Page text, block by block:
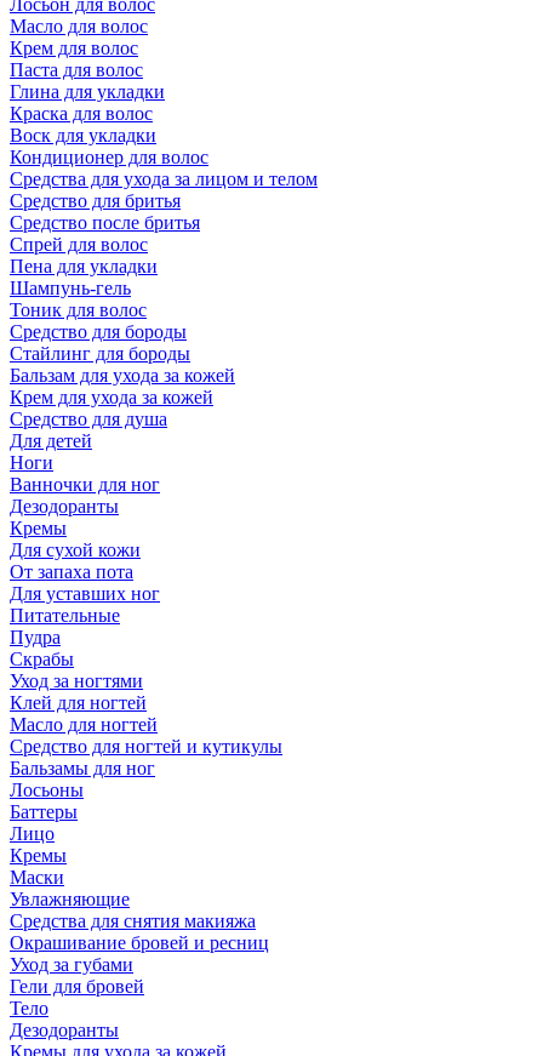
Лосьон для волос
Масло для волос
Крем для волос
Паста для волос
Глина для укладки
Краска для волос
Воск для укладки
Кондиционер для волос
Средства для ухода за лицом и телом
Средство для бритья
Средство после бритья
Спрей для волос
Пена для укладки
Шампунь-гель
Тоник для волос
Средство для бороды
Стайлинг для бороды
Бальзам для ухода за кожей
Крем для ухода за кожей
Средство для душа
Для детей
Ноги
Ванночки для ног
Дезодоранты
Кремы
Для сухой кожи
От запаха пота
Для уставших ног
Питательные
Пудра
Скрабы
Уход за ногтями
Клей для ногтей
Масло для ногтей
Средство для ногтей и кутикулы
Бальзамы для ног
Лосьоны
Баттеры
Лицо
Кремы
Маски
Увлажняющие
Средства для снятия макияжа
Окрашивание бровей и ресниц
Уход за губами
Гели для бровей
Тело
Дезодоранты
Кремы для ухода за кожей